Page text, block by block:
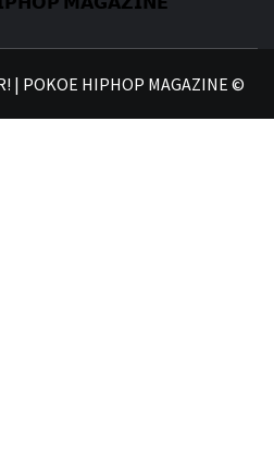
| POKOE HIPHOP MAGAZINE ©